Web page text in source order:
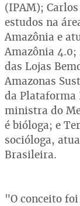
(IPAM);
estudos na
Amazônia e
Amazônia
das Lojas
Amazonas
da Plataforma
ministra do
é bióloga; e
socióloga,
Brasileira.
"O conceito